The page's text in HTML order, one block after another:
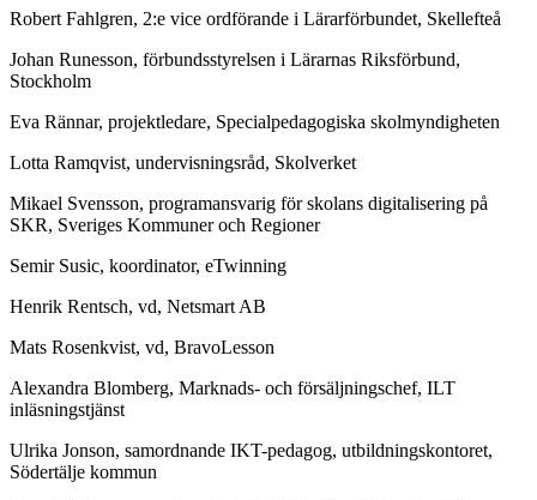
Robert Fahlgren, 2:e vice ordförande i Lärarförbundet, Skellefteå
Johan Runesson, förbundsstyrelsen i Lärarnas Riksförbund,
Stockholm
Eva Rännar, projektledare, Specialpedagogiska skolmyndigheten
Lotta Ramqvist, undervisningsråd, Skolverket
Mikael Svensson, programansvarig för skolans digitalisering på
SKR, Sveriges Kommuner och Regioner
Semir Susic, koordinator, eTwinning
Henrik Rentsch, vd, Netsmart AB
Mats Rosenkvist, vd, BravoLesson
Alexandra Blomberg, Marknads- och försäljningschef, ILT
inläsningstjänst
Ulrika Jonson, samordnande IKT-pedagog, utbildningskontoret,
Södertälje kommun